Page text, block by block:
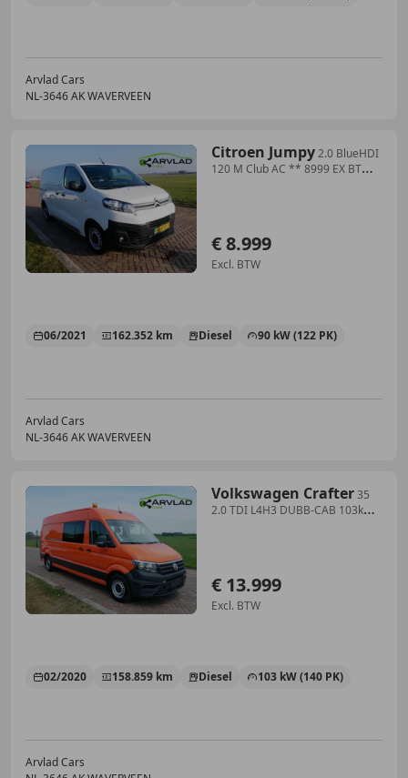
Arvlad Cars
NL-3646 AK WAVERVEEN
Citroen Jumpy2.0 BlueHDI
120 M Club AC ** 8999 EX BTW
€ 8.999
Excl. BTW
06/2021 162.352 km Diesel 90 kW (122 PK)
Arvlad Cars
NL-3646 AK WAVERVEEN
Volkswagen Crafter35
2.0 TDI L4H3 DUBB-CAB 103kW
€ 13.999
Excl. BTW
02/2020 158.859 km Diesel 103 kW (140 PK)
Arvlad Cars